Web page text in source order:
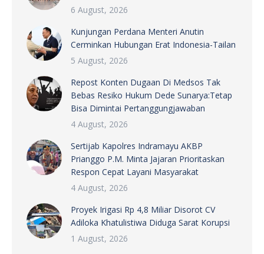
6 August, 2026
Kunjungan Perdana Menteri Anutin
Cerminkan Hubungan Erat Indonesia-Tailan
5 August, 2026
Repost Konten Dugaan Di Medsos Tak
Bebas Resiko Hukum Dede Sunarya:Tetap
Bisa Dimintai Pertanggungjawaban
4 August, 2026
Sertijab Kapolres Indramayu AKBP
Prianggo P.M. Minta Jajaran Prioritaskan
Respon Cepat Layani Masyarakat
4 August, 2026
Proyek Irigasi Rp 4,8 Miliar Disorot CV
Adiloka Khatulistiwa Diduga Sarat Korupsi
1 August, 2026